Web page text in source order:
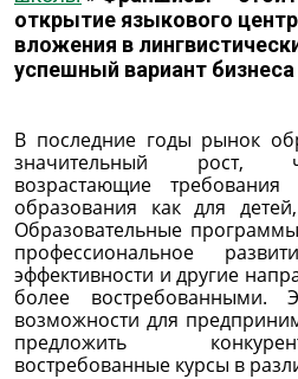
открытие языкового
вложения в
успешный вариант бизнеса
В последние годы рынок
значительный рост,
возрастающие
образования как для
Образовательные
профессиональное
эффективности и другие
более востребованными.
возможности для
предложить
востребованные курсы в